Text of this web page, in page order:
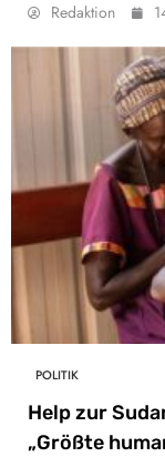
Redaktion
POLITIK
Help zur
„Größte